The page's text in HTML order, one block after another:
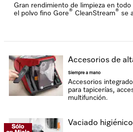
Gran rendimiento de limpieza en
el polvo fino Gore® CleanStream® se
Accesorios de
Siempre a mano
Accesorios
para tapicerías,
multifunción.
Vaciado higiénico